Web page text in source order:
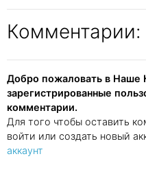
Комментарии:
Добро пожаловать в Наше
зарегистрированные
комментарии.
Для того чтобы оставить
войти или создать новый
аккаунт